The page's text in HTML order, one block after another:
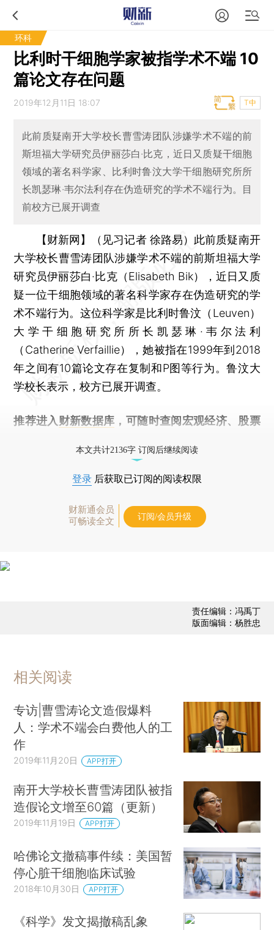
环科
比利时干细胞学家被指学术不端 10
篇论文存在问题
2019年12月11日 18:07 T中
此前质疑南开大学校长曹雪涛团队涉嫌学术不端的前
斯坦福大学研究员伊丽莎白·比克，近日又质疑干细胞
领域的著名科学家、比利时鲁汶大学干细胞研究所所
长凯瑟琳·韦尔法利存在伪造研究的学术不端行为。目
前校方已展开调查
【财新网】（见习记者 徐路易） 此前质疑南开
大学校长曹雪涛团队涉嫌学术不端的前斯坦福大学
研究员伊丽莎白·比克（Elisabeth Bik），近日又质
疑一位干细胞领域的著名科学家存在伪造研究的学
术不端行为。这位科学家是比利时鲁汶（Leuven）
大学干细胞研究所所长凯瑟琳·韦尔法利
（Catherine Verfaillie），她被指在1999年到2018
年之间有10篇论文存在复制和P图等行为。鲁汶大
学校长表示，校方已展开调查。
推荐进入 财新数据库 ，可随时查阅宏观经济、股票
本文共计2136字 订阅后继续阅读
登录 后获取已订阅的阅读权限
财新通会员
可畅读全文
订阅/会员升级
责任编辑：冯禹丁
版面编辑：杨胜忠
相关阅读
专访|曹雪涛论文造假爆料
人：学术不端会白费他人的工
作
2019年11月20日 APP打开
南开大学校长曹雪涛团队被指
造假论文增至60篇（更新）
2019年11月19日 APP打开
哈佛论文撤稿事件续：美国暂
停心脏干细胞临床试验
2018年10月30日 APP打开
《科学》发文揭撤稿乱象